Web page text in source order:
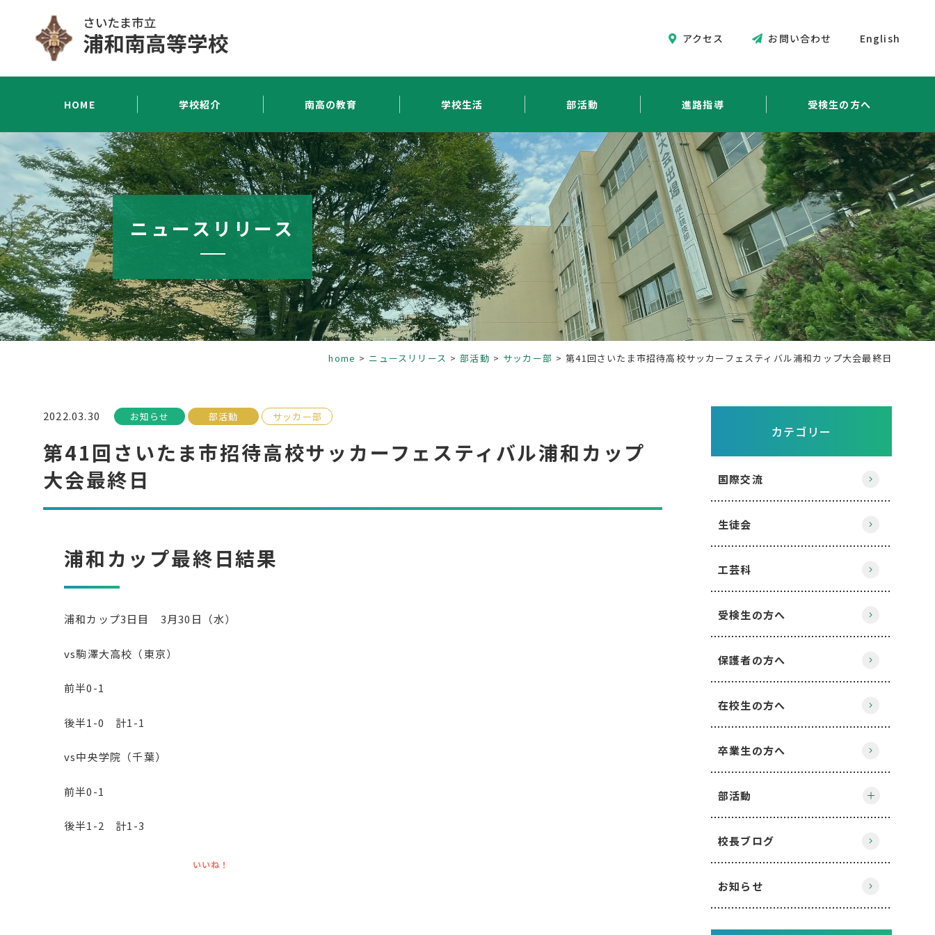
HOME 学校紹介 南高の教育 学校生活 部活動 進路指導 受検生の方へ
アクセス お問い合わせ English
ニュースリリース
home ニュースリリース 部活動 サッカー部 第41回さいたま市招待高校サッカーフェスティバル浦和カップ大会最終日
2022.03.30 お知らせ 部活動 サッカー部
第41回さいたま市招待高校サッカーフェスティバル浦和カップ
大会最終日
浦和カップ最終日結果
浦和カップ3日目 3月30日（水）
vs駒澤大高校（東京）
前半0-1
後半1-0 計1-1
vs中央学院（千葉）
前半0-1
後半1-2 計1-3
いいね！
カテゴリー
国際交流
生徒会
工芸科
受検生の方へ
保護者の方へ
在校生の方へ
卒業生の方へ
部活動
校長ブログ
お知らせ